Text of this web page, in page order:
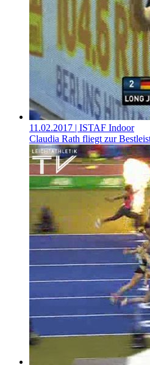
11.02.2017 | ISTAF Indoor
Claudia Rath fliegt zur